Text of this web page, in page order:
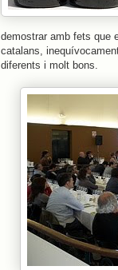
demostrar amb fets que
catalans,
diferents i molt bons.